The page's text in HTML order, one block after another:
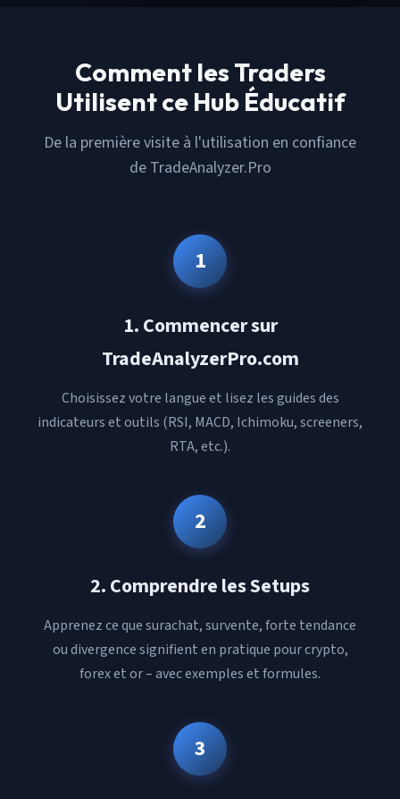
Comment les Traders
Utilisent ce Hub Éducatif
De la première visite à l'utilisation en confiance
de TradeAnalyzer.Pro
1
1. Commencer sur
TradeAnalyzerPro.com
Choisissez votre langue et lisez les guides des
indicateurs et outils (RSI, MACD, Ichimoku, screeners,
RTA, etc.).
2
2. Comprendre les Setups
Apprenez ce que surachat, survente, forte tendance
ou divergence signifient en pratique pour crypto,
forex et or – avec exemples et formules.
3